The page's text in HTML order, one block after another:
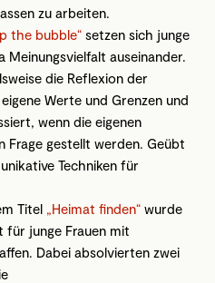
zu arbeiten.
the bubble“ setzen sich junge
Meinungsvielfalt auseinander.
die Reflexion der
Werte und Grenzen und
wenn die eigenen
Frage gestellt werden. Geübt
Techniken für
Titel „Heimat finden“ wurde
für junge Frauen mit
Dabei absolvierten zwei